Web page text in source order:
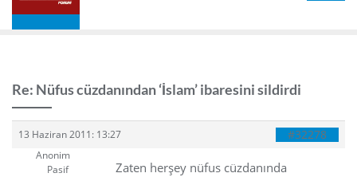
Re: Nüfus cüzdanından ‘İslam’ ibaresini sildirdi
13 Haziran 2011: 13:27 #32278
Anonim
Pasif
Zaten herşey nüfus cüzdanında